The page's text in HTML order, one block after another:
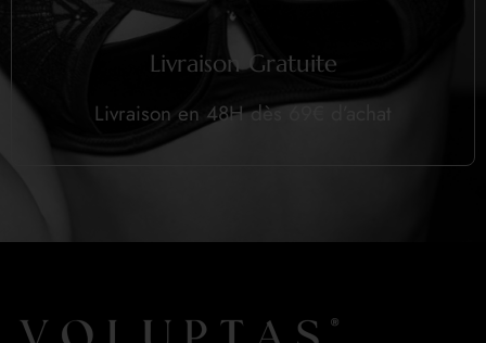
Livraison Gratuite
Livraison en 48H dès 69€ d’achat